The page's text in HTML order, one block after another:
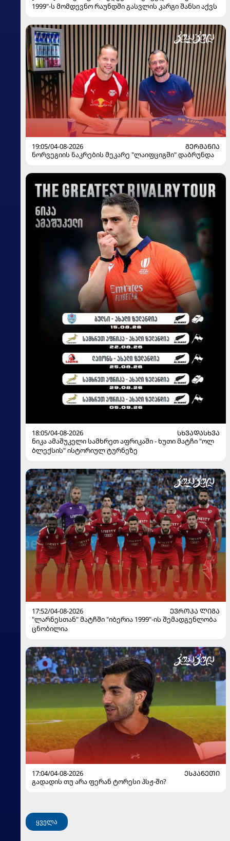
1999"-ს მომდევნო რაუნდში გასვლის კარგი შანსი აქვს
19:05/04-08-2026
ᲒᲔᲠᲛᲐᲜᲘᲐ
ნორვეგიის ნაკრების მეკარე "ლაიფციგში" დაბრუნდა
18:05/04-08-2026
ᲡᲮᲕᲐᲓᲐᲡᲮᲕᲐ
ნიკა ამაშუკელი სამხრეთ აფრიკაში - ხუთი მატჩი "ოლ
ბლექსის" ისტორიულ ტურნეზე
17:52/04-08-2026
ᲔᲕᲠᲝᲞᲐ ᲚᲘᲒᲐ
"ლარნესთან" მატჩში "იბერია 1999"-ის შემადგენლობა
ცნობილია
17:04/04-08-2026
ᲔᲡᲞᲐᲜᲔᲗᲘ
გადადის თუ არა ფერან ტორესი პსჟ-ში?
ყველა